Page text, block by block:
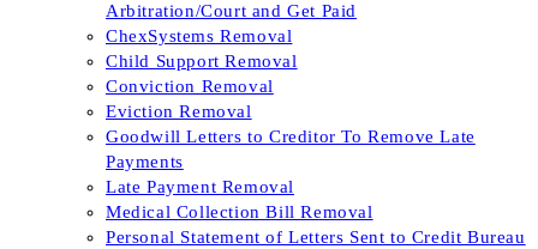
Arbitration/Court and Get Paid
ChexSystems Removal
Child Support Removal
Conviction Removal
Eviction Removal
Goodwill Letters to Creditor To Remove Late
Payments
Late Payment Removal
Medical Collection Bill Removal
Personal Statement of Letters Sent to Credit Bureau